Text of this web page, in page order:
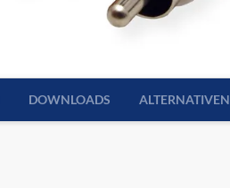
DOWNLOADS ALTERNATIVEN